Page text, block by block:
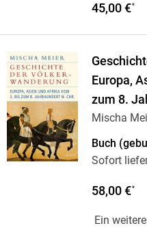
45,00 €*
Europa,
zum 8.
Mischa
Buch
Sofort
58,00 €*
Ein